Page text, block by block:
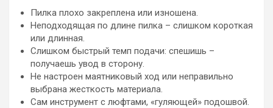
Пилка плохо закреплена или изношена.
Неподходящая по длине пилка – слишком короткая
или длинная.
Слишком быстрый темп подачи: спешишь –
получаешь увод в сторону.
Не настроен маятниковый ход или неправильно
выбрана жесткость материала.
Сам инструмент с люфтами, «гуляющей» подошвой.